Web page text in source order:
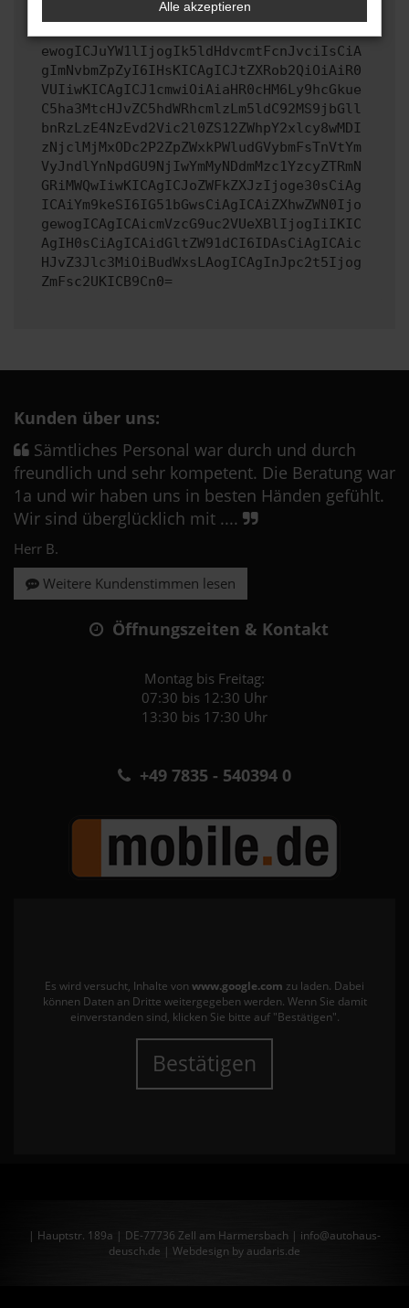
ewogICJuYW1lIjogIk5ldHdvcmtFcnJvciIsCiA
gImNvbmZpZyI6IHsKICAgICJtZXRob2QiOiAiR0
VUIiwKICAgICJ1cmwiOiAiaHR0cHM6Ly9hcGkue
C5ha3MtcHJvZC5hdWRhcmlzLm5ldC92MS9jbGll
bnRzLzE4NzEvd2Vic2l0ZS12ZWhpY2xlcy8wMDI
zNjclMjMxODc2P2ZpZWxkPWludGVybmFsTnVtYm
VyJndlYnNpdGU9NjIwYmMyNDdmMzc1YzcyZTRmN
GRiMWQwIiwKICAgICJoZWFkZXJzIjoge30sCiAg
ICAiYm9keSI6IG51bGwsCiAgICAiZXhwZWN0Ijo
gewogICAgICAicmVzcG9uc2VUeXBlIjogIiIKIC
AgIH0sCiAgICAidGltZW91dCI6IDAsCiAgICAic
HJvZ3Jlc3MiOiBudWxsLAogICAgInJpc2t5Ijog
ZmFsc2UKICB9Cn0=
Kunden über uns:
Sämtliches Personal war durch und durch
freundlich und sehr kompetent. Die Beratung war
1a und wir haben uns in besten Händen gefühlt.
Wir sind überglücklich mit ....
Herr B.
Weitere Kundenstimmen lesen
Öffnungszeiten & Kontakt
Montag bis Freitag:
07:30 bis 12:30 Uhr
13:30 bis 17:30 Uhr
+49 7835 - 540394 0
Es wird versucht, Inhalte von www.google.com zu laden. Dabei
können Daten an Dritte weitergegeben werden. Wenn Sie damit
einverstanden sind, klicken Sie bitte auf "Bestätigen".
Bestätigen
| Hauptstr. 189a | DE-77736 Zell am Harmersbach | info@autohaus-
deusch.de | Webdesign by audaris.de
Alle akzeptieren